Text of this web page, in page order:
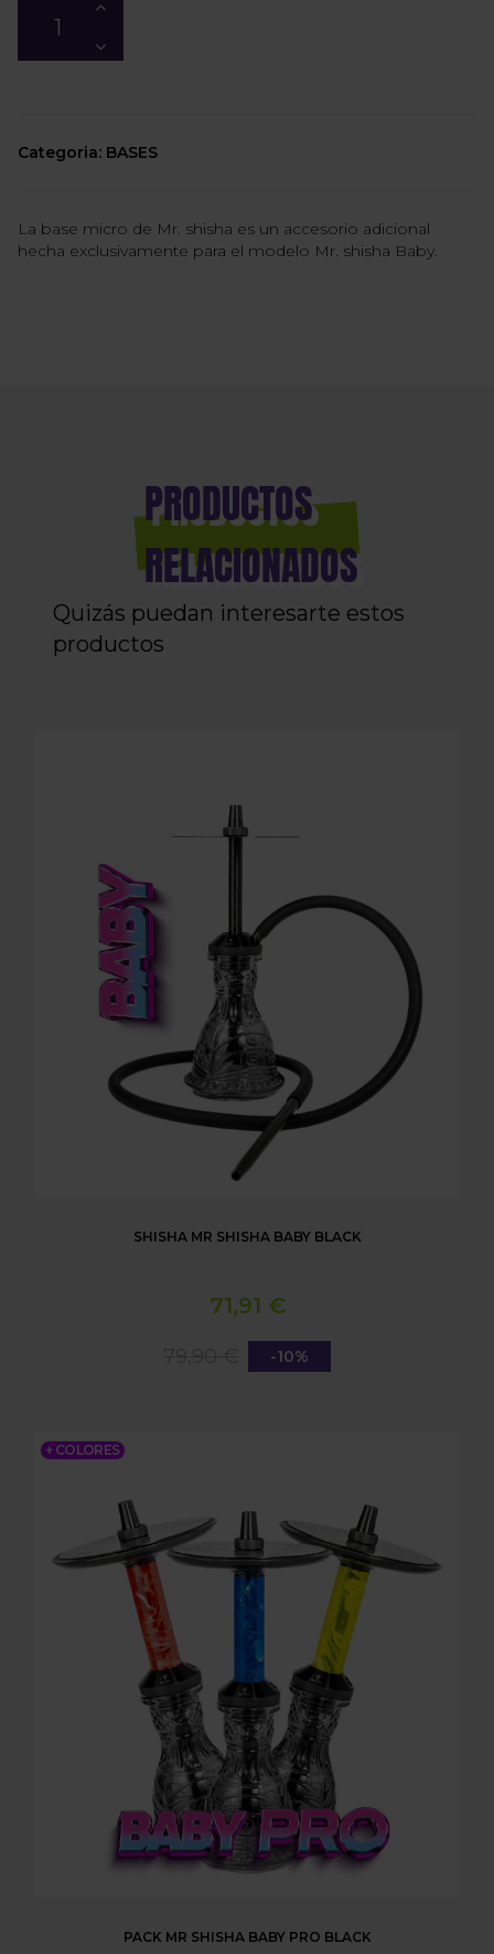
Categoria: BASES
La base micro de Mr. shisha es un accesorio adicional
hecha exclusivamente para el modelo Mr. shisha Baby.
PRODUCTOS
RELACIONADOS
Quizás puedan interesarte estos
productos
SHISHA MR SHISHA BABY BLACK
71,91 €
-10%
+ COLORES
PACK MR SHISHA BABY PRO BLACK
PACK MR SHISHA BABY PRO BLACK